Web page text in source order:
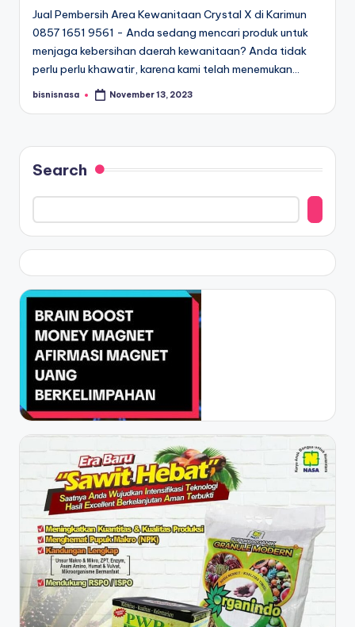
Jual Pembersih Area Kewanitaan Crystal X di Karimun
0857 1651 9561 - Anda sedang mencari produk untuk
menjaga kebersihan daerah kewanitaan? Anda tidak
perlu perlu khawatir, karena kami telah menemukan…
Posted
bisnisnasa November 13, 2023
Search